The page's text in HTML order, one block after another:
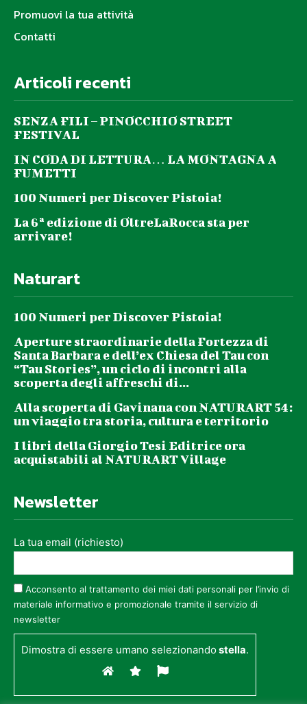
Promuovi la tua attività
Contatti
Articoli recenti
SENZA FILI – PINOCCHIO STREET
FESTIVAL
IN CODA DI LETTURA… LA MONTAGNA A
FUMETTI
100 Numeri per Discover Pistoia!
La 6ª edizione di OltreLaRocca sta per
arrivare!
Naturart
100 Numeri per Discover Pistoia!
Aperture straordinarie della Fortezza di
Santa Barbara e dell’ex Chiesa del Tau con
“Tau Stories”, un ciclo di incontri alla
scoperta degli affreschi di...
Alla scoperta di Gavinana con NATURART 54:
un viaggio tra storia, cultura e territorio
I libri della Giorgio Tesi Editrice ora
acquistabili al NATURART Village
Newsletter
La tua email (richiesto)
Acconsento al trattamento dei miei dati personali per l’invio di
materiale informativo e promozionale tramite il servizio di
newsletter
Dimostra di essere umano selezionandostella.